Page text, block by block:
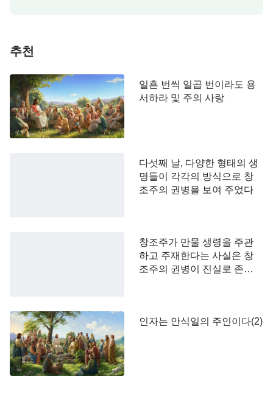
부족할 수 있다. 밥에 2가지 정도의 요리나 샐러드를
곁들여 먹는다면 비타민과 각종 미량 원소나 영양소
등이 채소에 들어 있기 때문에 인체에 필요한 요소들
과일을 먹을 수도 있다. 사람은 수분이 필요할 때도
있고 다른 영양소가 필요할 때도 있으며 또 색다른
맛을 원할 때도 있다. 이럴 때 채소나 과일을 먹으면
된다. 동서남북의 지역은 토양과 기후가 다르기 때문
에 채소와 과일의 종류도 다르다. 남방은 날씨가 덥
추천
일흔 번씩 일곱 번이라도 용
서하라 및 주의 사랑
다섯째 날, 다양한 형태의 생
명들이 각각의 방식으로 창
조주의 권병을 보여 주었다
창조주가 만물 생령을 주관
하고 주재한다는 사실은 창
조주의 권병이 진실로 존재
인자는 안식일의 주인이다(2)